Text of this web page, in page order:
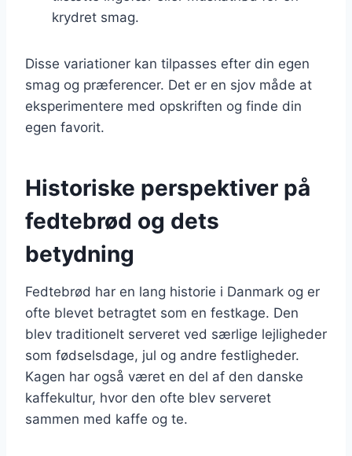
krydret smag.
Disse variationer kan tilpasses efter din egen
smag og præferencer. Det er en sjov måde at
eksperimentere med opskriften og finde din
egen favorit.
Historiske perspektiver på
fedtebrød og dets
betydning
Fedtebrød har en lang historie i Danmark og er
ofte blevet betragtet som en festkage. Den
blev traditionelt serveret ved særlige lejligheder
som fødselsdage, jul og andre festligheder.
Kagen har også været en del af den danske
kaffekultur, hvor den ofte blev serveret
sammen med kaffe og te.